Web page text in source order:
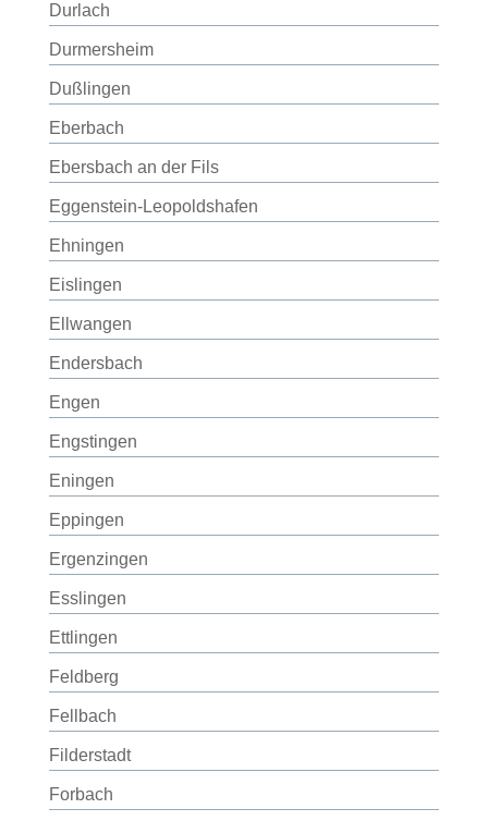
Durlach
Durmersheim
Dußlingen
Eberbach
Ebersbach an der Fils
Eggenstein-Leopoldshafen
Ehningen
Eislingen
Ellwangen
Endersbach
Engen
Engstingen
Eningen
Eppingen
Ergenzingen
Esslingen
Ettlingen
Feldberg
Fellbach
Filderstadt
Forbach